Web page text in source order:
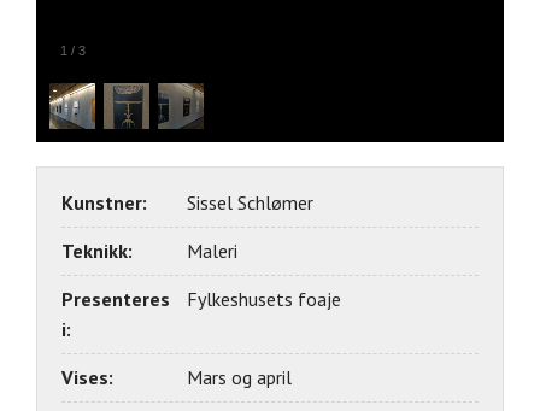
1 / 3
Kunstner:
Sissel Schlømer
Teknikk:
Maleri
Presenteres
i:
Fylkeshusets foaje
Vises:
Mars og april